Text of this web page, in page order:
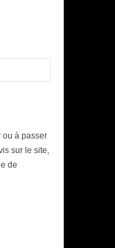
ou à passer
sur le site,
de